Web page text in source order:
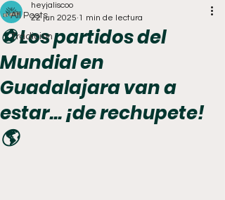
All Posts
Tradición
⚽ Los partidos del
Mundial en
Guadalajara van a
estar... ¡de rechupete!
🌎
heyjaliscoo
22 jun 2025 1 min de lectura